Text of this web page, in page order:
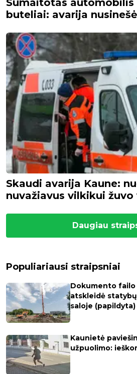
Sumaitotas automobilis
buteliai: avarija
Skaudi avarija Kaune:
nuvažiavus vilkikui
Daugiau
Populiariausi straipsniai
Dokumento failo
atskleidė
saloje (papildyta)
Kaunietė
užpuolimo: